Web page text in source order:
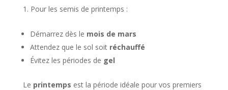
Pour les semis de printemps :
Démarrez dès le mois de mars
Attendez que le sol soit réchauffé
Évitez les périodes de gel
Le printemps est la période idéale pour vos premiers